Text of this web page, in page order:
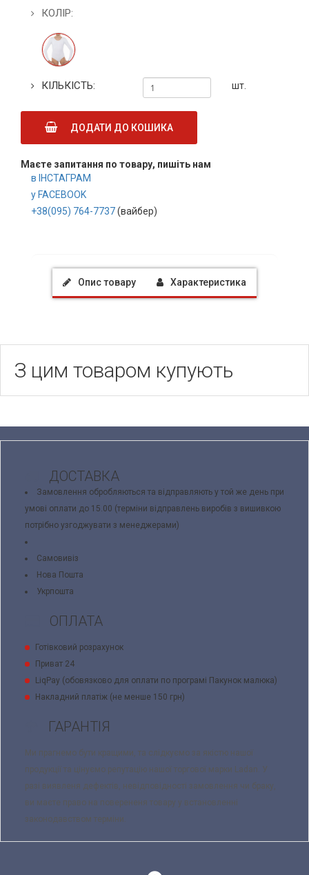
КОЛІР:
КІЛЬКІСТЬ: шт.
ДОДАТИ ДО КОШИКА
Маєте запитання по товару, пишіть нам
в ІНСТАГРАМ
у FACEBOOK
+38(095) 764-7737(вайбер)
Опис товару Характеристика
З цим товаром купують
ДОСТАВКА
Замовлення обробляються та відправляють у той же день при
умові оплати до 15.00 (терміни відправлень виробів з вишивкою
потрібно узгоджувати з менеджерами)
Самовивіз
Нова Пошта
Укрпошта
ОПЛАТА
Готівковий розрахунок
Приват 24
LiqPay (обовязково для оплати по програмі Пакунок малюка)
Накладний платіж (не менше 150 грн)
ГАРАНТІЯ
Ми прагнемо бути кращими, та слідкуємо за якістю нашої
продукції та цінуємо репутацію нашої торгової марки Ladan. У
разі виявленя дефектів, невідповідності замовлення чи браку,
ви маєте право на поверененя товару у встановленні
законодавством терміни.